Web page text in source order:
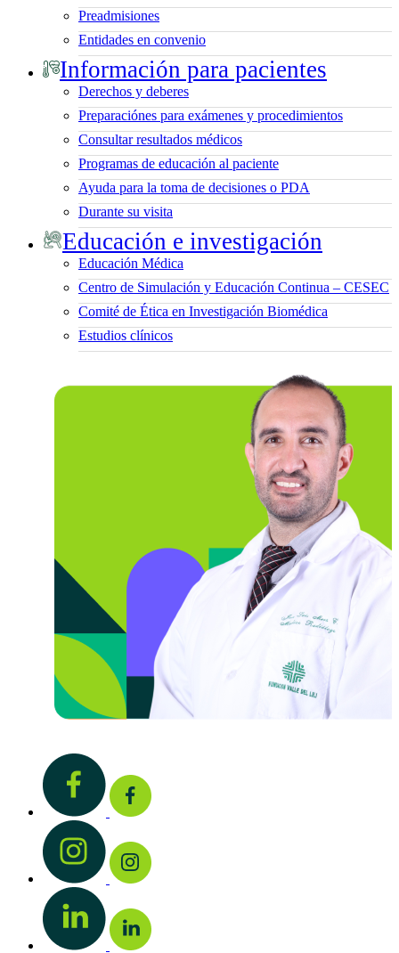
Preadmisiones
Entidades en convenio
Información para pacientes
Derechos y deberes
Preparaciónes para exámenes y procedimientos
Consultar resultados médicos
Programas de educación al paciente
Ayuda para la toma de decisiones o PDA
Durante su visita
Educación e investigación
Educación Médica
Centro de Simulación y Educación Continua – CESEC
Comité de Ética en Investigación Biomédica
Estudios clínicos